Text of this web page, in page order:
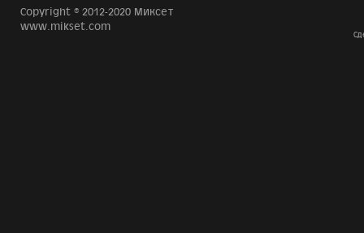
Copyright © 2012-2020 Миксет
www.mikset.com